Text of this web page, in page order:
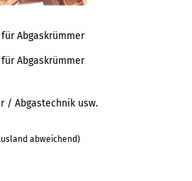
Abgaskrümmer
Abgaskrümmer
/ Abgastechnik usw.
abweichend)